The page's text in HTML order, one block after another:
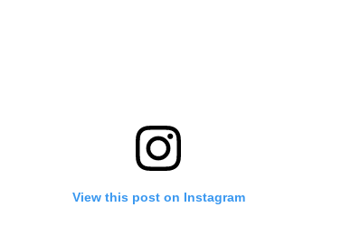
View this post on Instagram